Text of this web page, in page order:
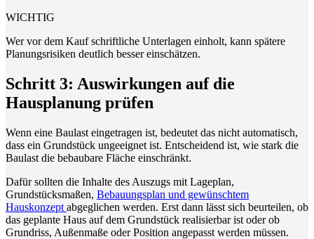
WICHTIG
Wer vor dem Kauf schriftliche Unterlagen einholt, kann spätere
Planungsrisiken deutlich besser einschätzen.
Schritt 3: Auswirkungen auf die
Hausplanung prüfen
Wenn eine Baulast eingetragen ist, bedeutet das nicht automatisch,
dass ein Grundstück ungeeignet ist. Entscheidend ist, wie stark die
Baulast die bebaubare Fläche einschränkt.
Dafür sollten die Inhalte des Auszugs mit Lageplan,
Grundstücksmaßen, Bebauungsplan und gewünschtem
Hauskonzept abgeglichen werden. Erst dann lässt sich beurteilen, ob
das geplante Haus auf dem Grundstück realisierbar ist oder ob
Grundriss, Außenmaße oder Position angepasst werden müssen.